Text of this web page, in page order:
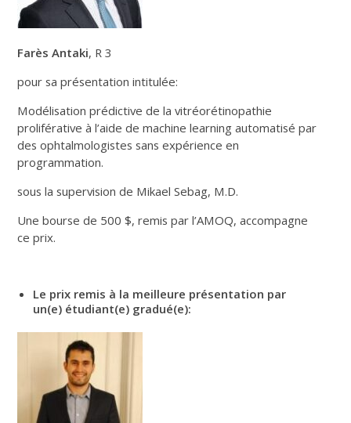
Farès Antaki, R 3
pour sa présentation intitulée:
Modélisation prédictive de la vitréorétinopathie
proliférative à l’aide de machine learning automatisé par
des ophtalmologistes sans expérience en
programmation.
sous la supervision de Mikael Sebag, M.D.
Une bourse de 500 $, remis par l’AMOQ, accompagne
ce prix.
Le prix remis à la meilleure présentation par
un(e) étudiant(e) gradué(e):